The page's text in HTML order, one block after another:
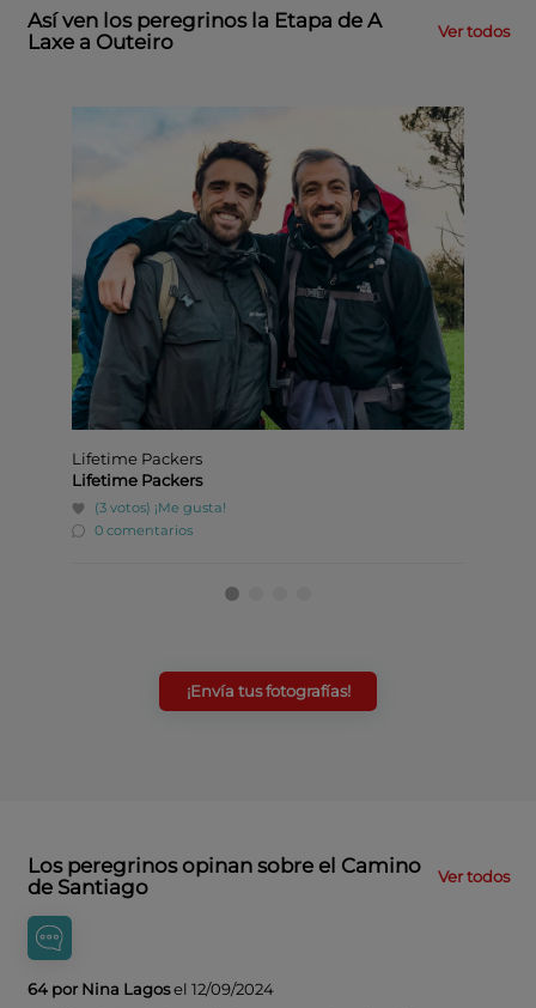
Así ven los peregrinos la Etapa de A
Laxe a Outeiro
Ver todos
Lifetime Packers
Lifetime Packers
(3 votos) ¡Me gusta!
0 comentarios
¡Envía tus fotografías!
Los peregrinos opinan sobre el Camino
de Santiago
Ver todos
64 por Nina Lagosel 12/09/2024